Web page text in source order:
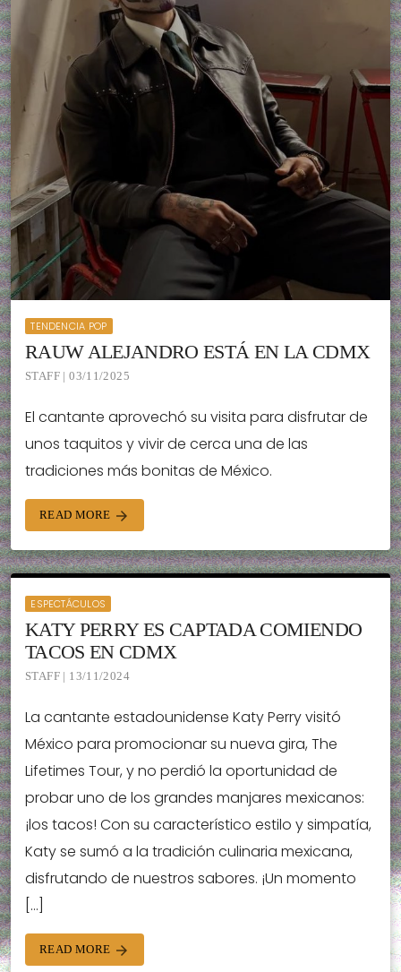
TENDENCIA POP
RAUW ALEJANDRO ESTÁ EN LA CDMX
STAFF | 03/11/2025
El cantante aprovechó su visita para disfrutar de
unos taquitos y vivir de cerca una de las
tradiciones más bonitas de México.
READ MORE arrow_forward
ESPECTÁCULOS
KATY PERRY ES CAPTADA COMIENDO
TACOS EN CDMX
STAFF | 13/11/2024
La cantante estadounidense Katy Perry visitó
México para promocionar su nueva gira, The
Lifetimes Tour, y no perdió la oportunidad de
probar uno de los grandes manjares mexicanos:
¡los tacos! Con su característico estilo y simpatía,
Katy se sumó a la tradición culinaria mexicana,
disfrutando de nuestros sabores. ¡Un momento
[…]
READ MORE arrow_forward